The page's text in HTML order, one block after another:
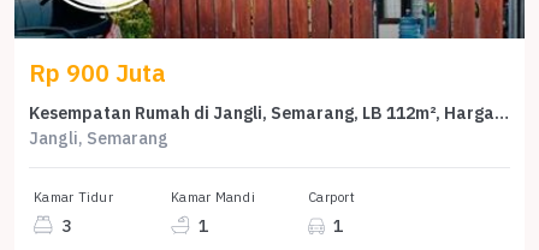
Rp 900 Juta
Kesempatan Rumah di Jangli, Semarang, LB 112m², Harga 900 Juta
Jangli, Semarang
Kamar Tidur
3
Kamar Mandi
1
Carport
1